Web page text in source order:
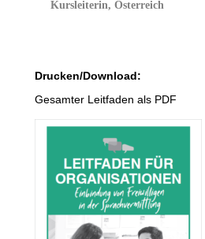
Kursleiterin, Österreich
Drucken/Download:
Gesamter Leitfaden als PDF